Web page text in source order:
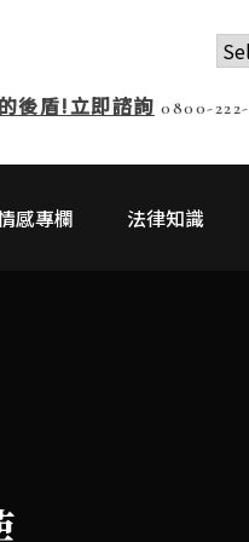
後盾!立即諮詢 0800-222-
感專欄 法律知識